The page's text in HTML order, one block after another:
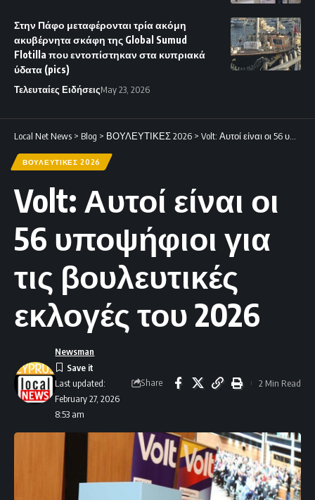
Στην Πάφο μεταφέρονται τρία ακόμη
ακυβέρνητα σκάφη της Global Sumud
Flotilla που εντοπίστηκαν στα κυπριακά
ύδατα (pics)
Τελευταίες ΕιδήσειςMay 23, 2026
Local Net News > Blog > ΒΟΥΛΕΥΤΙΚΕΣ 2026 > Volt: Αυτοί είναι οι 56 υποψήφιοι για τις βουλευτικές εκλογές του 2026
ΒΟΥΛΕΥΤΙΚΕΣ 2026
Volt: Αυτοί είναι οι
56 υποψήφιοι για
τις βουλευτικές
εκλογές του 2026
Last updated:
February 27, 2026
8:53 am
Newsman
Share 2 Min Read